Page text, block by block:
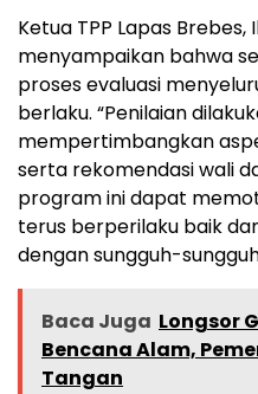
Ketua TPP Lapas Brebes,
menyampaikan bahwa
proses evaluasi
berlaku. “Penilaian
mempertimbangkan
serta rekomendasi wali
program ini dapat
terus berperilaku baik
dengan sungguh-
Baca Juga Longsor
Bencana Alam,
Tangan